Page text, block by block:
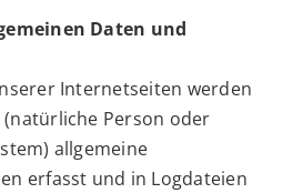
Daten und
Internetseiten werden
Person oder
allgemeine
erfasst und in Logdateien